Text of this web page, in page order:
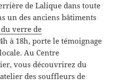
de Lalique dans toute
un des anciens bâtiments
verre de
à 18h, porte le témoignage
Au Centre
vous découvrirez du
des souffleurs de